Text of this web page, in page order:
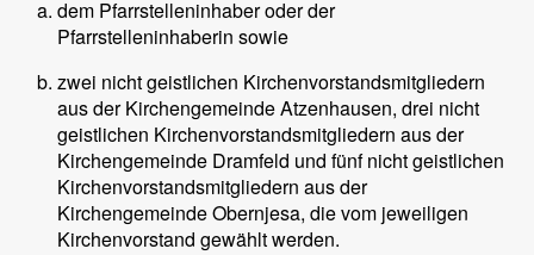
dem Pfarrstelleninhaber oder der
Pfarrstelleninhaberin sowie
zwei nicht geistlichen Kirchenvorstandsmitgliedern
aus der Kirchengemeinde Atzenhausen, drei nicht
geistlichen Kirchenvorstandsmitgliedern aus der
Kirchengemeinde Dramfeld und fünf nicht geistlichen
Kirchenvorstandsmitgliedern aus der
Kirchengemeinde Obernjesa, die vom jeweiligen
Kirchenvorstand gewählt werden.